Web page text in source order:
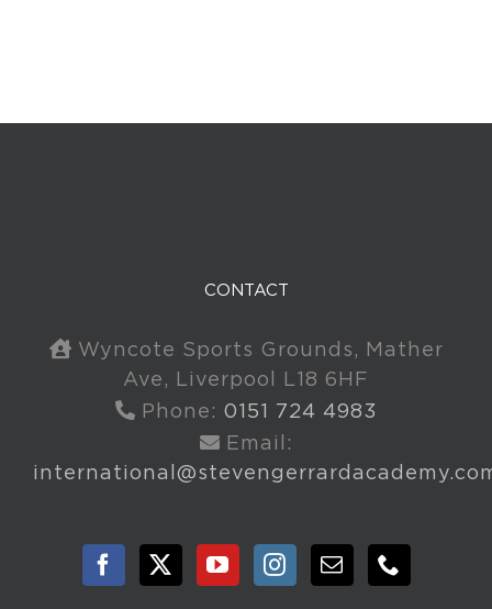
CONTACT
Wyncote Sports Grounds, Mather
Ave, Liverpool L18 6HF
Phone: 0151 724 4983
Email: